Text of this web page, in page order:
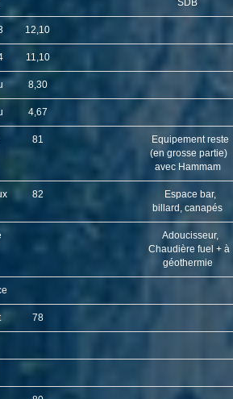
SDB
12,10
11,10
8,30
4,67
81
Equipement reste
(en grosse partie)
avec Hammam
82
Espace bar,
billard, canapés
Adoucisseur,
Chaudière fuel + à
géothermie
78